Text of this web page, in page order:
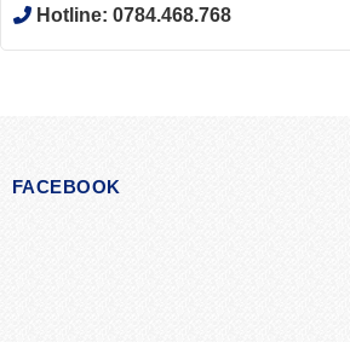
Hotline: 0784.468.768
FACEBOOK